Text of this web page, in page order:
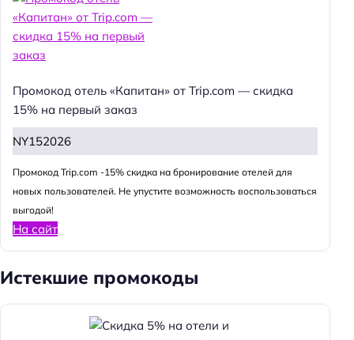
Промокод отель «Капитан» от Trip.com — скидка
15% на первый заказ
NY152026
Промокод Trip.com -15% скидка на бронирование отелей для
новых пользователей. Не упустите возможность воспользоваться
выгодой!
На сайт
Истекшие промокоды